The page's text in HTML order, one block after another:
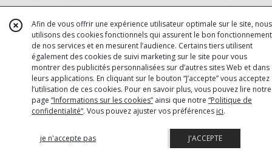
Afin de vous offrir une expérience utilisateur optimale sur le site, nous
utilisons des cookies fonctionnels qui assurent le bon fonctionnement
de nos services et en mesurent l’audience. Certains tiers utilisent
également des cookies de suivi marketing sur le site pour vous
montrer des publicités personnalisées sur d’autres sites Web et dans
leurs applications. En cliquant sur le bouton “J’accepte” vous acceptez
l’utilisation de ces cookies. Pour en savoir plus, vous pouvez lire notre
page “Informations sur les cookies” ainsi que notre “Politique de
confidentialité“. Vous pouvez ajuster vos préférences ici.
je n'accepte pas J'ACCEPTE